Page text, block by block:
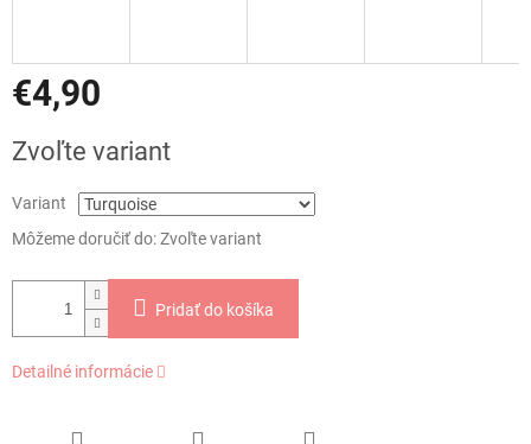
€4,90
cena:
Zvoľte variant
Variant
Môžeme doručiť do:Zvoľte variant
Pridať do košíka
Detailné informácie